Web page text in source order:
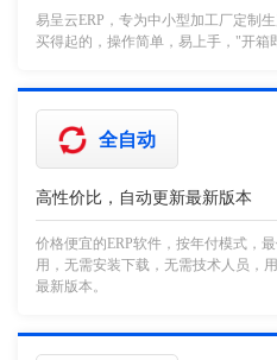
易呈云ERP，专为中小型加工厂定制
买得起的，操作简单，易上手，"开箱
全自动
高性价比，自动更新最新版本
价格便宜的ERP软件，按年付模式，
用，无需安装下载，无需技术人员，
最新版本。